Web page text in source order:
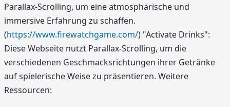
Parallax-Scrolling, um eine atmosphärische und
immersive Erfahrung zu schaffen.
(https://www.firewatchgame.com/) "Activate Drinks":
Diese Webseite nutzt Parallax-Scrolling, um die
verschiedenen Geschmacksrichtungen ihrer Getränke
auf spielerische Weise zu präsentieren. Weitere
Ressourcen: